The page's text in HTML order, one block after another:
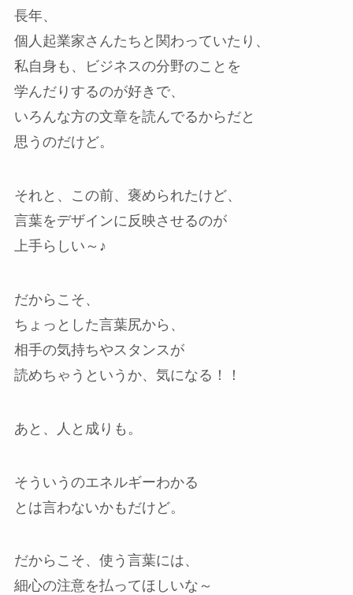
長年、
個人起業家さんたちと関わっていたり、
私自身も、ビジネスの分野のことを
学んだりするのが好きで、
いろんな方の文章を読んでるからだと
思うのだけど。
それと、この前、褒められたけど、
言葉をデザインに反映させるのが
上手らしい～♪
だからこそ、
ちょっとした言葉尻から、
相手の気持ちやスタンスが
読めちゃうというか、気になる！！
あと、人と成りも。
そういうのエネルギーわかる
とは言わないかもだけど。
だからこそ、使う言葉には、
細心の注意を払ってほしいな～